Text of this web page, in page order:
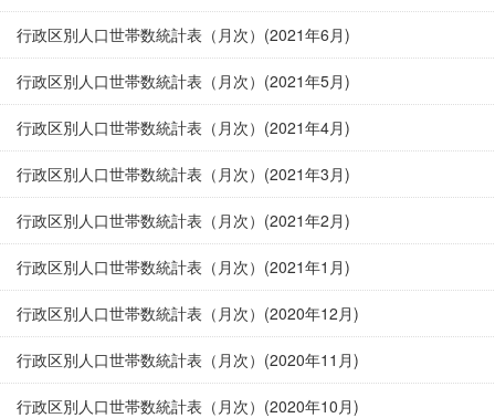
行政区別人口世帯数統計表（月次）(2021年6月)
行政区別人口世帯数統計表（月次）(2021年5月)
行政区別人口世帯数統計表（月次）(2021年4月)
行政区別人口世帯数統計表（月次）(2021年3月)
行政区別人口世帯数統計表（月次）(2021年2月)
行政区別人口世帯数統計表（月次）(2021年1月)
行政区別人口世帯数統計表（月次）(2020年12月)
行政区別人口世帯数統計表（月次）(2020年11月)
行政区別人口世帯数統計表（月次）(2020年10月)